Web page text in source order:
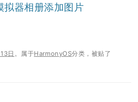
器相册添加图片
日 。属于HarmonyOS分类，被贴了